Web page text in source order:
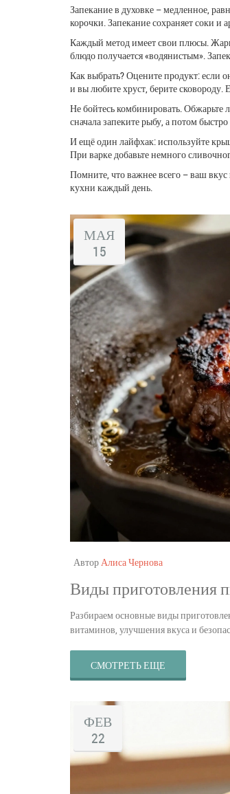
Запекание в духовке – медленное,
корочки. Запекание сохраняет соки и
Каждый метод имеет свои плюсы.
блюдо получается «водянистым».
Как выбрать? Оцените продукт: если
и вы любите хруст, берите сковороду.
Не бойтесь комбинировать. Обжарьте
сначала запеките рыбу, а потом
И ещё один лайфхак: используйте
При варке добавьте немного
Помните, что важнее всего – ваш
кухни каждый день.
МАЯ
15
АвторАлиса Чернова
Виды приготовления
Разбираем основные виды
витаминов, улучшения вкуса и
СМОТРЕТЬ ЕЩЕ
ФЕВ
22